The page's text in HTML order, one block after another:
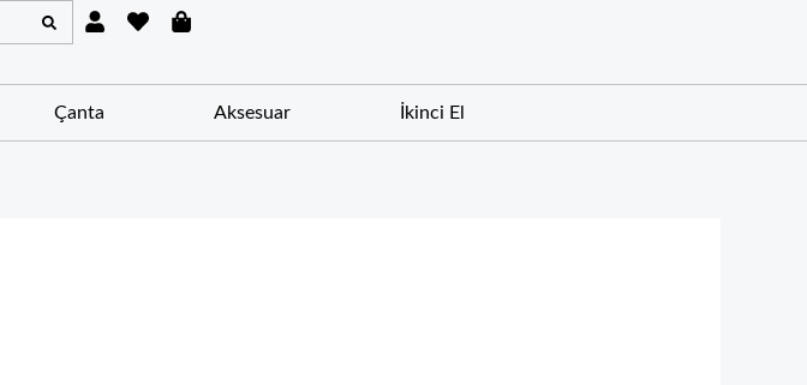
U
s
H
e
S
h
n
Çanta Aksesuar İkinci El